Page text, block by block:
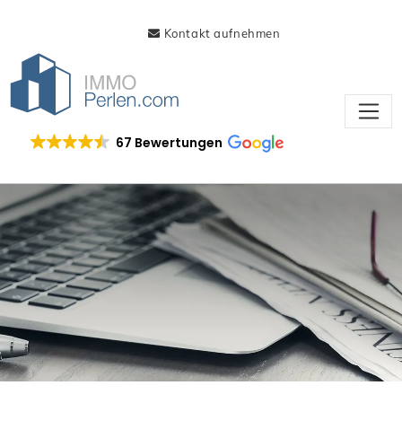
Kontakt aufnehmen
67 Bewertungen